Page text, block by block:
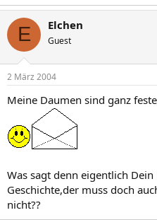
E Elchen
Guest
2 März 2004
Meine Daumen sind ganz
Was sagt denn eigentlich
Geschichte,der muss doch
nicht??